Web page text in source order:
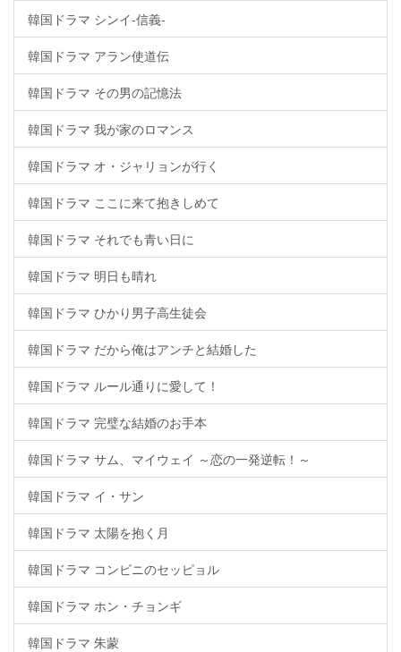
韓国ドラマ シンイ-信義-
韓国ドラマ アラン使道伝
韓国ドラマ その男の記憶法
韓国ドラマ 我が家のロマンス
韓国ドラマ オ・ジャリョンが行く
韓国ドラマ ここに来て抱きしめて
韓国ドラマ それでも青い日に
韓国ドラマ 明日も晴れ
韓国ドラマ ひかり男子高生徒会
韓国ドラマ だから俺はアンチと結婚した
韓国ドラマ ルール通りに愛して！
韓国ドラマ 完璧な結婚のお手本
韓国ドラマ サム、マイウェイ ～恋の一発逆転！～
韓国ドラマ イ・サン
韓国ドラマ 太陽を抱く月
韓国ドラマ コンビニのセッピョル
韓国ドラマ ホン・チョンギ
韓国ドラマ 朱蒙